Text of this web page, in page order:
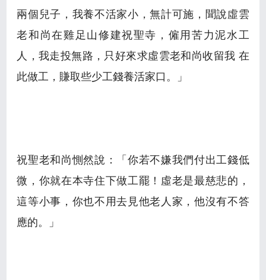
兩個兒子，我養不活家小，無計可施，聞說虛雲
老和尚在雞足山修建祝聖寺，僱用苦力泥水工
人，我走投無路，只好來求虛雲老和尚收留我 在
此做工，賺取些少工錢養活家口。」
祝聖老和尚惻然說：「你若不嫌我們付出工錢低
微，你就在本寺住下做工罷！虛老是最慈悲的，
這等小事，你也不用去見他老人家，他沒有不答
應的。」